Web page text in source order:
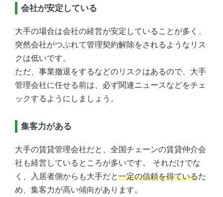
会社が安定している
大手の場合は会社の経営が安定していることが多く、
突然会社がつぶれて管理契約解除をされるようなリス
クは低いです。
ただ、事業撤退をするなどのリスクはあるので、大手
管理会社に任せる前は、必ず関連ニュースなどをチェ
ックするようにしましょう。
集客力がある
大手の賃貸管理会社だと、全国チェーンの賃貸仲介会
社も経営しているところが多いです。 それだけでな
く、入居者側からも大手だと一定の信頼を得ているた
め、集客力が高い傾向があります。